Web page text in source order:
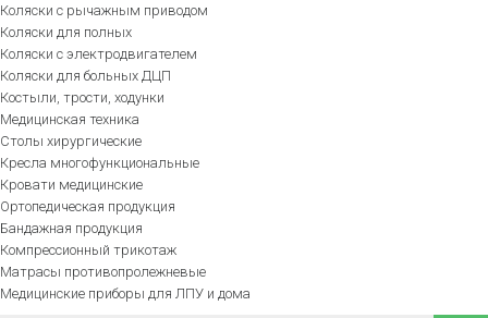
Коляски с рычажным приводом
Коляски для полных
Коляски с электродвигателем
Коляски для больных ДЦП
Костыли, трости, ходунки
Медицинская техника
Столы хирургические
Кресла многофункциональные
Кровати медицинские
Ортопедическая продукция
Бандажная продукция
Компрессионный трикотаж
Матрасы противопролежневые
Медицинские приборы для ЛПУ и дома